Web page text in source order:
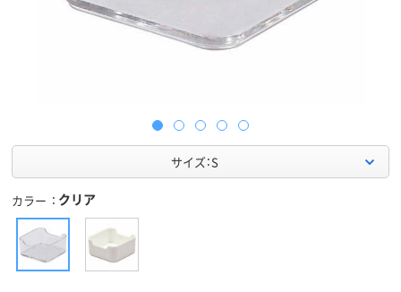
サイズ：S
カラー クリア